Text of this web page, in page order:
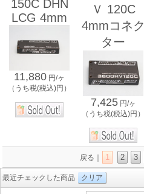
150C DHN
LCG 4mm
11,880 円/ヶ
（うち税(税込)円）
Ｖ 120C
4mmコネク
ター
7,425 円/ヶ
（うち税(税込)円）
戻る｜ 1 2 3
最近チェックした商品 クリア